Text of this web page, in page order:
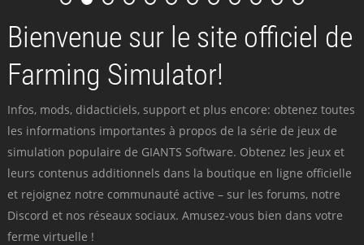
Bienvenue sur le site officiel de
Farming Simulator!
Infos, mods, didacticiels, support et plus encore: obtenez toutes
les informations importantes à propos de la série de jeux de
simulation populaire de GIANTS Software. Obtenez les jeux et
leurs contenus additionnels dans la boutique en ligne officielle
et rejoignez notre communauté active – sur les forums, notre
Discord et nos réseaux sociaux. Amusez-vous bien dans votre
ferme virtuelle !